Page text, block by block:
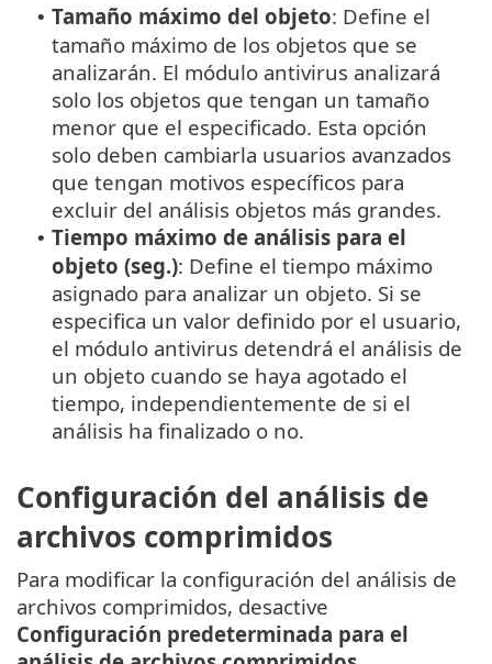
• Tamaño máximo del objeto: Define el
tamaño máximo de los objetos que se
analizarán. El módulo antivirus analizará
solo los objetos que tengan un tamaño
menor que el especificado. Esta opción
solo deben cambiarla usuarios avanzados
que tengan motivos específicos para
excluir del análisis objetos más grandes.
• Tiempo máximo de análisis para el
objeto (seg.): Define el tiempo máximo
asignado para analizar un objeto. Si se
especifica un valor definido por el usuario,
el módulo antivirus detendrá el análisis de
un objeto cuando se haya agotado el
tiempo, independientemente de si el
análisis ha finalizado o no.
Configuración del análisis de
archivos comprimidos
Para modificar la configuración del análisis de
archivos comprimidos, desactive
Configuración predeterminada para el